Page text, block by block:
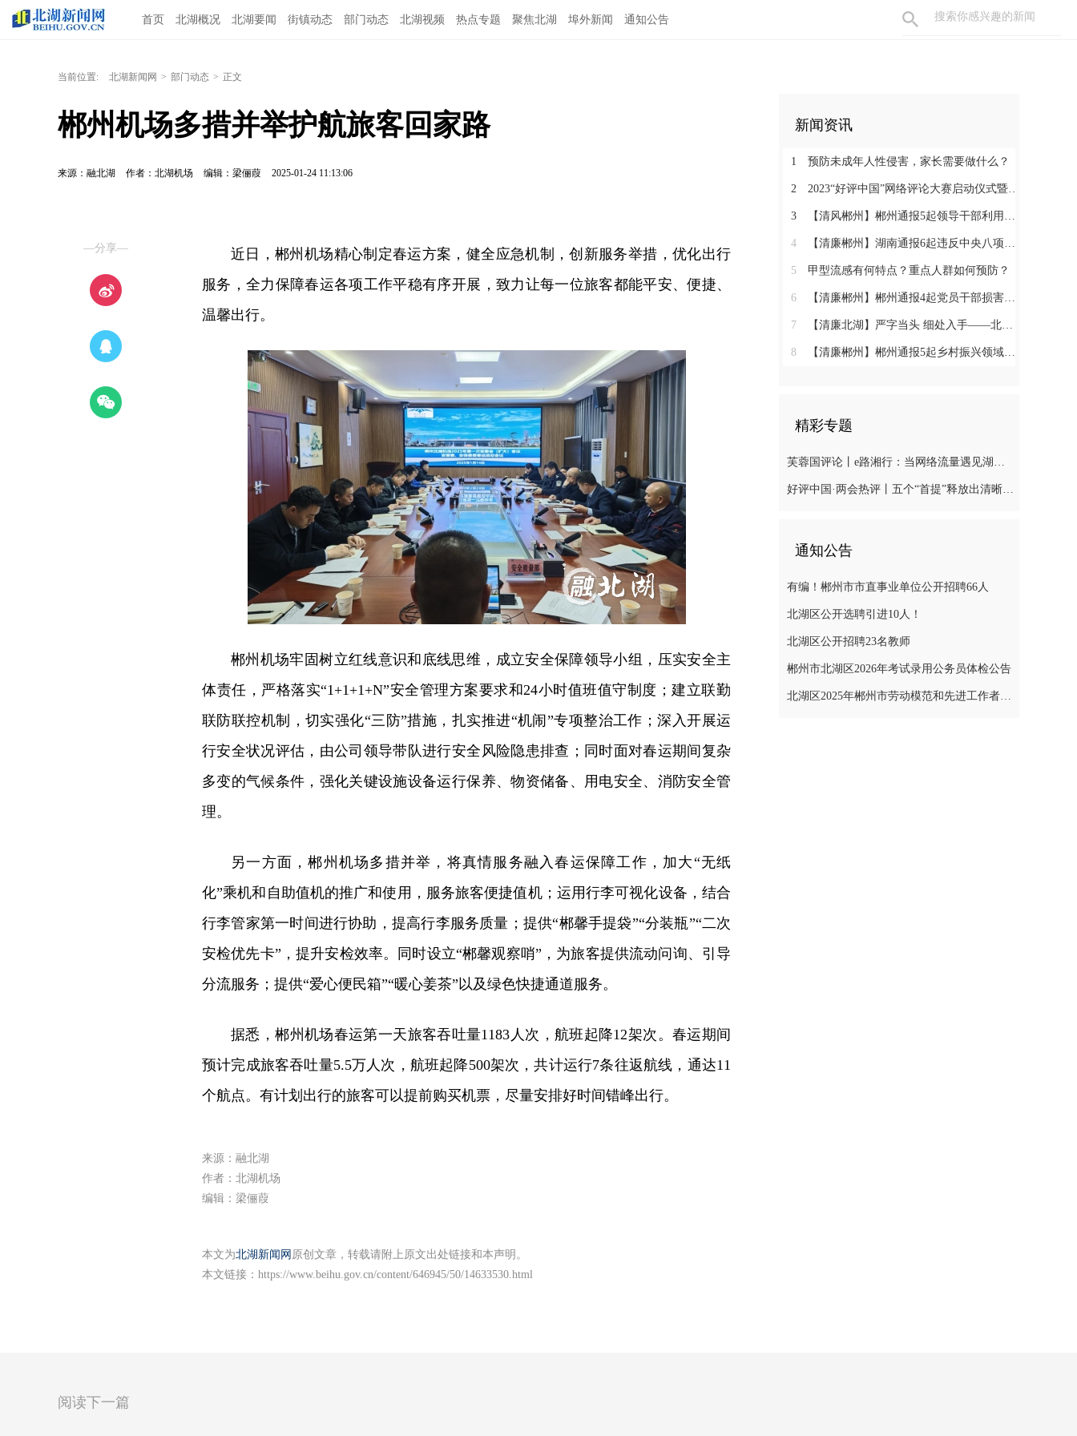
首页 北湖概况 北湖要闻 街镇动态 部门动态 北湖视频 热点专题 聚焦北湖 埠外新闻 通知公告
当前位置: 北湖新闻网 > 部门动态 > 正文
郴州机场多措并举护航旅客回家路
来源：融北湖 作者：北湖机场 编辑：梁俪葭 2025-01-24 11:13:06
—分享—
近日，郴州机场精心制定春运方案，健全应急机制，创新服务举措，优化出行
服务，全力保障春运各项工作平稳有序开展，致力让每一位旅客都能平安、便捷、
温馨出行。
郴州机场牢固树立红线意识和底线思维，成立安全保障领导小组，压实安全主
体责任，严格落实“1+1+1+N”安全管理方案要求和24小时值班值守制度；建立联勤
联防联控机制，切实强化“三防”措施，扎实推进“机闹”专项整治工作；深入开展运
行安全状况评估，由公司领导带队进行安全风险隐患排查；同时面对春运期间复杂
多变的气候条件，强化关键设施设备运行保养、物资储备、用电安全、消防安全管
理。
另一方面，郴州机场多措并举，将真情服务融入春运保障工作，加大“无纸
化”乘机和自助值机的推广和使用，服务旅客便捷值机；运用行李可视化设备，结合
行李管家第一时间进行协助，提高行李服务质量；提供“郴馨手提袋”“分装瓶”“二次
安检优先卡”，提升安检效率。同时设立“郴馨观察哨”，为旅客提供流动问询、引导
分流服务；提供“爱心便民箱”“暖心姜茶”以及绿色快捷通道服务。
据悉，郴州机场春运第一天旅客吞吐量1183人次，航班起降12架次。春运期间
预计完成旅客吞吐量5.5万人次，航班起降500架次，共计运行7条往返航线，通达11
个航点。有计划出行的旅客可以提前购买机票，尽量安排好时间错峰出行。
来源：融北湖
作者：北湖机场
编辑：梁俪葭
本文为北湖新闻网 原创文章，转载请附上原文出处链接和本声明。
本文链接： https://www.beihu.gov.cn/content/646945/50/14633530.html
新闻资讯
1 预防未成年人性侵害，家长需要做什么？
2 2023“好评中国”网络评论大赛启动仪式暨网络评论创新论坛即将举行
3 【清风郴州】郴州通报5起领导干部利用职权或影响力为亲友牟利典型案例
4 【清廉郴州】湖南通报6起违反中央八项规定精神典型问题
5 甲型流感有何特点？重点人群如何预防？
6 【清廉郴州】郴州通报4起党员干部损害营商环境问题典型案例
7 【清廉北湖】严字当头 细处入手——北湖区纪委监委坚决纠治“四风”顽瘴痼疾
8 【清廉郴州】郴州通报5起乡村振兴领域不正之风和腐败问题典型案例
精彩专题
芙蓉国评论丨e路湘行：当网络流量遇见湖湘“留量
好评中国·两会热评丨五个“首提”释放出清晰“绿色信号”
通知公告
有编！郴州市市直事业单位公开招聘66人
北湖区公开选聘引进10人！
北湖区公开招聘23名教师
郴州市北湖区2026年考试录用公务员体检公告
北湖区2025年郴州市劳动模范和先进工作者推荐对象公示
阅读下一篇